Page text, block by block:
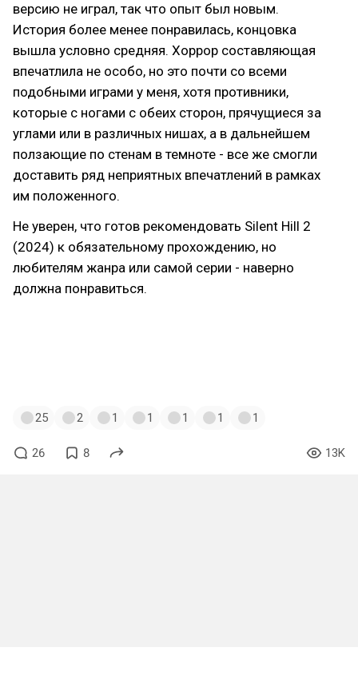
версию не играл, так что опыт был новым.
История более менее понравилась, концовка
вышла условно средняя. Хоррор составляющая
впечатлила не особо, но это почти со всеми
подобными играми у меня, хотя противники,
которые с ногами с обеих сторон, прячущиеся за
углами или в различных нишах, а в дальнейшем
ползающие по стенам в темноте - все же смогли
доставить ряд неприятных впечатлений в рамках
им положенного.
Не уверен, что готов рекомендовать Silent Hill 2
(2024) к обязательному прохождению, но
любителям жанра или самой серии - наверно
должна понравиться.
25 2 1 1 1 1 1
26 8 13K